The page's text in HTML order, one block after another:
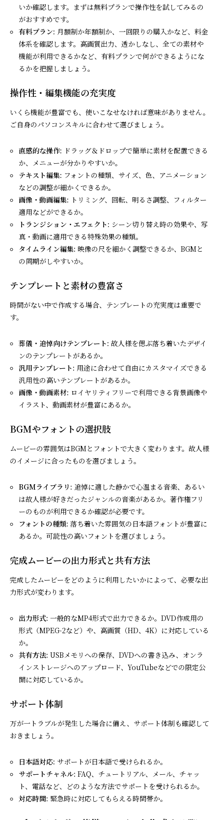
いか確認します。まずは無料プランで操作性を試してみるの
がおすすめです。
有料プラン: 月額制か年額制か、一回限りの購入かなど、料金
体系を確認します。高画質出力、透かしなし、全ての素材や
機能が利用できるかなど、有料プランで何ができるようにな
るかを把握しましょう。
操作性・編集機能の充実度
いくら機能が豊富でも、使いこなせなければ意味がありません。
ご自身のパソコンスキルに合わせて選びましょう。
直感的な操作: ドラッグ＆ドロップで簡単に素材を配置できる
か、メニューが分かりやすいか。
テキスト編集: フォントの種類、サイズ、色、アニメーション
などの調整が細かくできるか。
画像・動画編集: トリミング、回転、明るさ調整、フィルター
適用などができるか。
トランジション・エフェクト: シーン切り替え時の効果や、写
真・動画に適用できる特殊効果の種類。
タイムライン編集: 映像の尺を細かく調整できるか、BGMと
の同期がしやすいか。
テンプレートと素材の豊富さ
時間がない中で作成する場合、テンプレートの充実度は重要で
す。
葬儀・追悼向けテンプレート: 故人様を偲ぶ落ち着いたデザイ
ンのテンプレートがあるか。
汎用テンプレート: 用途に合わせて自由にカスタマイズできる
汎用性の高いテンプレートがあるか。
画像・動画素材: ロイヤリティフリーで利用できる背景画像や
イラスト、動画素材が豊富にあるか。
BGMやフォントの選択肢
ムービーの雰囲気はBGMとフォントで大きく変わります。故人様
のイメージに合ったものを選びましょう。
BGMライブラリ: 追悼に適した静かで心温まる音楽、あるい
は故人様が好きだったジャンルの音楽があるか。著作権フリ
ーのものが利用できるか確認が必要です。
フォントの種類: 落ち着いた雰囲気の日本語フォントが豊富に
あるか。可読性の高いフォントを選びましょう。
完成ムービーの出力形式と共有方法
完成したムービーをどのように利用したいかによって、必要な出
力形式が変わります。
出力形式: 一般的なMP4形式で出力できるか。DVD作成用の
形式（MPEG-2など）や、高画質（HD、4K）に対応している
か。
共有方法: USBメモリへの保存、DVDへの書き込み、オンラ
インストレージへのアップロード、YouTubeなどでの限定公
開に対応しているか。
サポート体制
万が一トラブルが発生した場合に備え、サポート体制も確認して
おきましょう。
日本語対応: サポートが日本語で受けられるか。
サポートチャネル: FAQ、チュートリアル、メール、チャッ
ト、電話など、どのような方法でサポートを受けられるか。
対応時間: 緊急時に対応してもらえる時間帯か。